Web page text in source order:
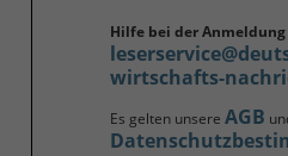
Hilfe bei der
wirtschafts-
Es gelten unsere AGB